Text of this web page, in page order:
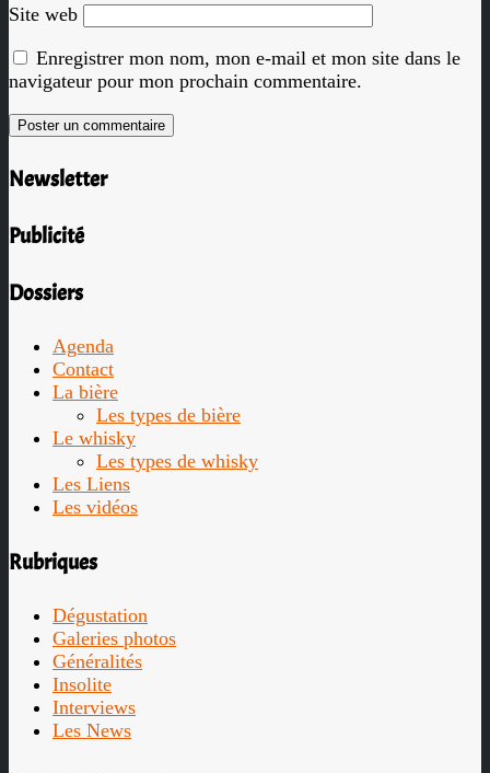
Site web
Enregistrer mon nom, mon e-mail et mon site dans le
navigateur pour mon prochain commentaire.
Newsletter
Publicité
Dossiers
Agenda
Contact
La bière
Les types de bière
Le whisky
Les types de whisky
Les Liens
Les vidéos
Rubriques
Dégustation
Galeries photos
Généralités
Insolite
Interviews
Les News